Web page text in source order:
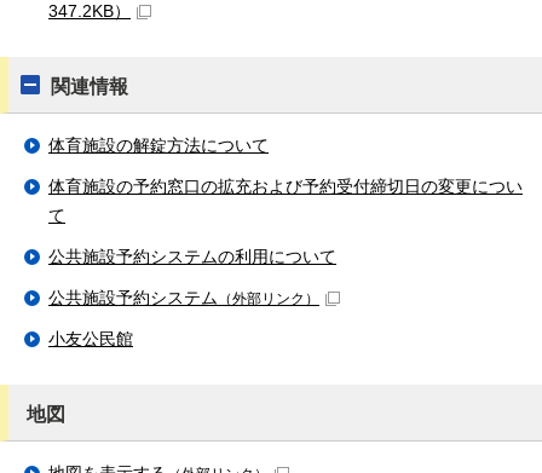
347.2KB）
関連情報
体育施設の解錠方法について
体育施設の予約窓口の拡充および予約受付締切日の変更につい
て
公共施設予約システムの利用について
公共施設予約システム （外部リンク）
小友公民館
地図